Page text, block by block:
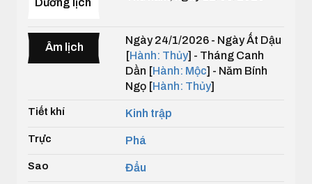
Dương lịch
Âm lịch
Ngày 24/1/2026 - Ngày Ất Dậu
[Hành: Thủy] - Tháng Canh
Dần [Hành: Mộc] - Năm Bính
Ngọ [Hành: Thủy]
Tiết khí Kinh trập
Trực Phá
Sao Đẩu